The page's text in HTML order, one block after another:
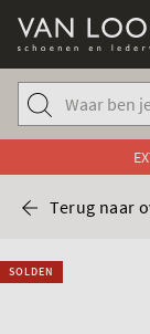
Terug naar
SOLDEN